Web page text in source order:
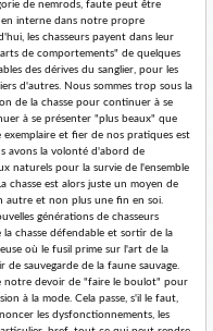
de nemrods, faute peut être
interne dans notre propre
les chasseurs payent dans leur
de comportements" de quelques
des dérives du sanglier, pour les
d'autres. Nous sommes trop sous la
de la chasse pour continuer à se
à se présenter "plus beaux" que
exemplaire et fier de nos pratiques est
avons la volonté d'abord de
naturels pour la survie de l'ensemble
chasse est alors juste un moyen de
autre et non plus une fin en soi.
générations de chasseurs
la chasse défendable et sortir de la
où le fusil prime sur l'art de la
de sauvegarde de la faune sauvage.
notre devoir de "faire le boulot" pour
à la mode. Cela passe, s'il le faut,
les dysfonctionnements, les